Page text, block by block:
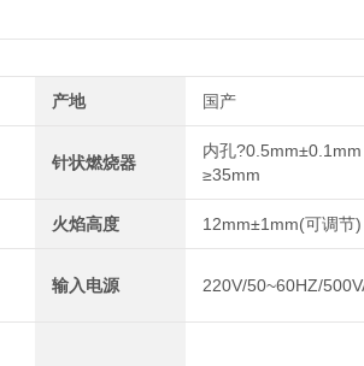
产地 国产
针状燃烧器
内孔
≥35mm
火焰高度 12mm±1mm(可调节)
输入电源 220V/50~60HZ/